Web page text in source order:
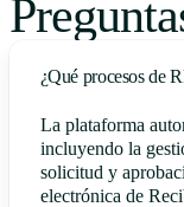
¿Qué procesos de
La plataforma
incluyendo la
solicitud y
electrónica de